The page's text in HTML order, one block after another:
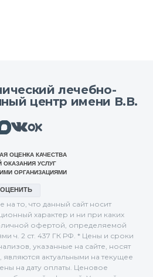
лечебно-
центр имени В.В.
ВконтактеОдноклассники
то, что данный сайт носит
характер и ни при каких
офертой, определяемой
ч. 2 ст. 437 ГК РФ. * Цены и сроки
указанные на сайте, носят
актуальными на текущее
на дату оплаты. Ценовое